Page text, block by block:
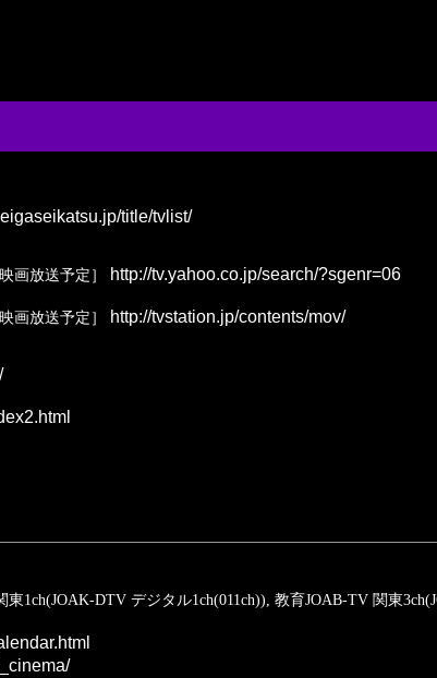
title/tvlist/
画放送予定］ http://tv.yahoo.co.jp/search/?sgenr=06
画放送予定］ http://tvstation.jp/contents/mov/
1ch(JOAK-DTV デジタル1ch(011ch)), 教育JOAB-TV 関東